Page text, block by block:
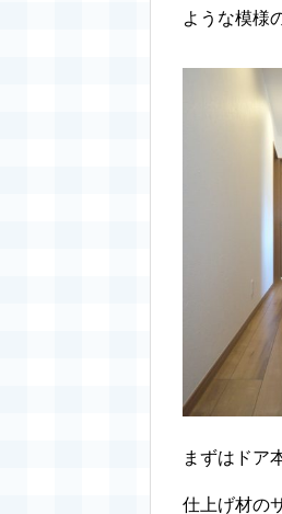
ような模様
まずはドア
仕上げ材の